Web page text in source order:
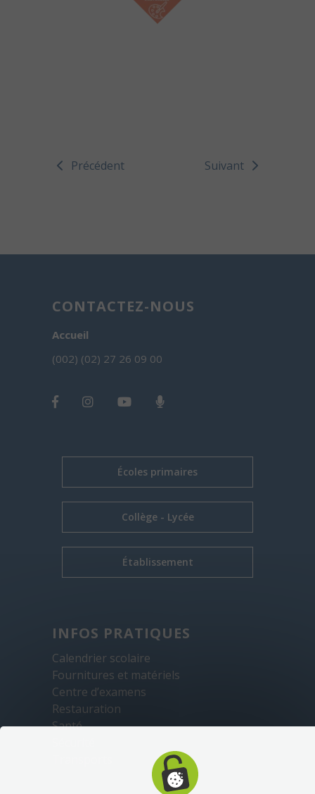
Précédent Suivant
CONTACTEZ-NOUS
Accueil
(002) (02) 27 26 09 00
Écoles primaires
Collège - Lycée
Établissement
INFOS PRATIQUES
Calendrier scolaire
Fournitures et matériels
Centre d’examens
Restauration
Santé